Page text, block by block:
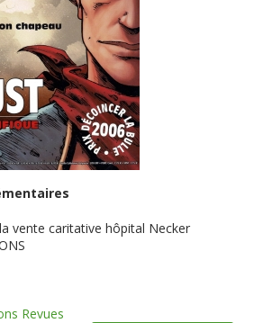
vente caritative hôpital Necker
Revues